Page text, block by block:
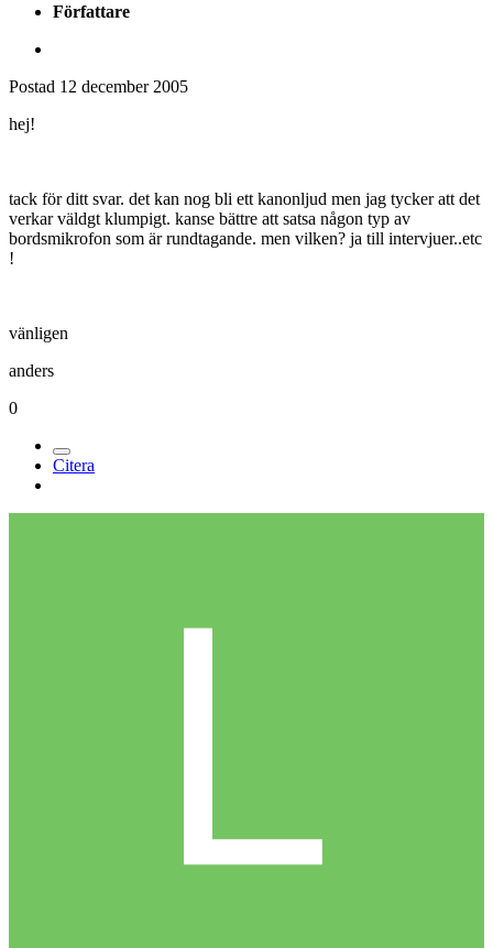
Författare
Postad 12 december 2005
hej!
tack för ditt svar. det kan nog bli ett kanonljud men jag tycker att det
verkar väldgt klumpigt. kanse bättre att satsa någon typ av
bordsmikrofon som är rundtagande. men vilken? ja till intervjuer..etc
!
vänligen
anders
0
Citera